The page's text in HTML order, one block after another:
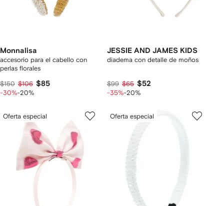
Monnalisa
accesorio para el cabello con
perlas florales
$150 $106 $85
-30%-20%
JESSIE AND JAMES KIDS
diadema con detalle de moños
$99 $65 $52
-35%-20%
Oferta especial Oferta especial